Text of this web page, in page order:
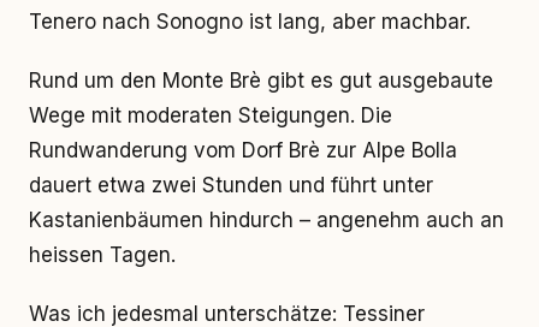
Tenero nach Sonogno ist lang, aber machbar.
Rund um den Monte Brè gibt es gut ausgebaute
Wege mit moderaten Steigungen. Die
Rundwanderung vom Dorf Brè zur Alpe Bolla
dauert etwa zwei Stunden und führt unter
Kastanienbäumen hindurch – angenehm auch an
heissen Tagen.
Was ich jedesmal unterschätze: Tessiner